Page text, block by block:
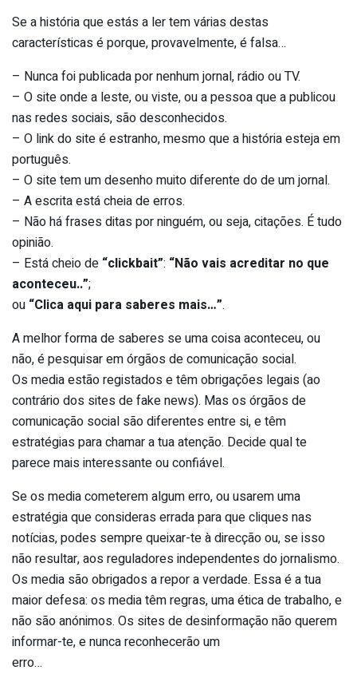
Se a história que estás a ler tem várias destas
características é porque, provavelmente, é falsa…
– Nunca foi publicada por nenhum jornal, rádio ou TV.
– O site onde a leste, ou viste, ou a pessoa que a publicou
nas redes sociais, são desconhecidos.
– O link do site é estranho, mesmo que a história esteja em
português.
– O site tem um desenho muito diferente do de um jornal.
– A escrita está cheia de erros.
– Não há frases ditas por ninguém, ou seja, citações. É tudo
opinião.
– Está cheio de “clickbait”: “Não vais acreditar no que
aconteceu..”;
ou “Clica aqui para saberes mais…”.
A melhor forma de saberes se uma coisa aconteceu, ou
não, é pesquisar em órgãos de comunicação social.
Os media estão registados e têm obrigações legais (ao
contrário dos sites de fake news). Mas os órgãos de
comunicação social são diferentes entre si, e têm
estratégias para chamar a tua atenção. Decide qual te
parece mais interessante ou confiável.
Se os media cometerem algum erro, ou usarem uma
estratégia que consideras errada para que cliques nas
notícias, podes sempre queixar-te à direcção ou, se isso
não resultar, aos reguladores independentes do jornalismo.
Os media são obrigados a repor a verdade. Essa é a tua
maior defesa: os media têm regras, uma ética de trabalho, e
não são anónimos. Os sites de desinformação não querem
informar-te, e nunca reconhecerão um
erro…